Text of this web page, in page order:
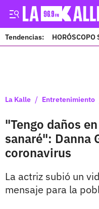
Tendencias: HORÓSCOPO
La Kalle / Entretenimiento
"Tengo daños
sanaré": Danna
coronavirus
La actriz subió un
mensaje para la